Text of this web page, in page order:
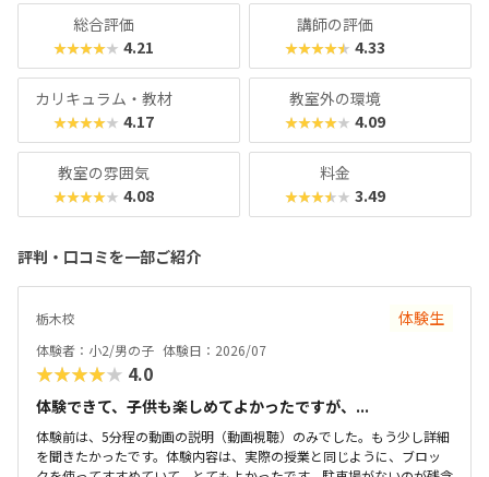
月2回）、レギュラーコースは8,800円＋教材費2,640円＋テ
キスト費2,860円（80分×月2回）、マスターコースは11,00
0円＋教材費2,640円＋テキスト費2,860円（80分×月2
回）。年に1度のテキスト費以外、追加料金もかかりませ
ん。明確な料金体系と通いやすさ、ある程度「勉強」の雰囲
気を重視する方におすすめのスクールです。
総合評価
★★★★★ 4.21
講師の評価
★★★★★ 4.33
カリキュラム・教材
★★★★★ 4.17
教室外の環境
★★★★★ 4.09
教室の雰囲気
★★★★★ 4.08
料金
★★★★★ 3.49
評判・口コミを一部ご紹介
栃木校 体験生
体験者：小2/男の子 体験日：2026/07
★★★★★ 4.0
体験できて、子供も楽しめてよかったですが、...
体験前は、5分程の動画の説明（動画視聴）のみでした。もう少し詳細
を聞きたかったです。体験内容は、実際の授業と同じように、ブロッ